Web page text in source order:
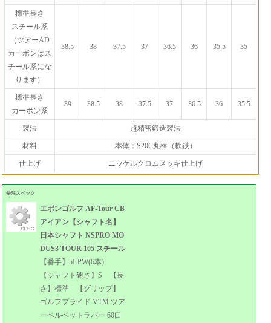
標準長さ
スチール系
（ツアーAD
カーボンはス
チール系にな
ります）
38.5 38 37.5 37 36.5 36 35.5 35
標準長さ
カーボン系
39 38.5 38 37.5 37 36.5 36 35.5
製法 超精密鍛造製法
材料 本体：S20C丸棒（軟鉄）
仕上げ ニッケルクロムメッキ仕上げ
受注スペック
エポンゴルフ AF-Tour CB
アイアン【シャフト名】
日本シャフト NSPRO MO
DUS3 TOUR 105 スチール
【番手】5I-PW(6本)
【シャフト硬さ】S 【長
さ】標準 【グリップ】
ゴルフプライド VTM ツア
ーベルベットラバー 60口